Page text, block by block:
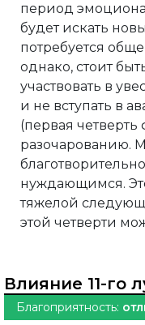
период
будет искать
потребуется
однако, стоит
участвовать в
и не вступать в
(первая четверть
разочарованию.
нуждающимся.
тяжелой
этой четверти
Влияние 11-го
Благоприятность: